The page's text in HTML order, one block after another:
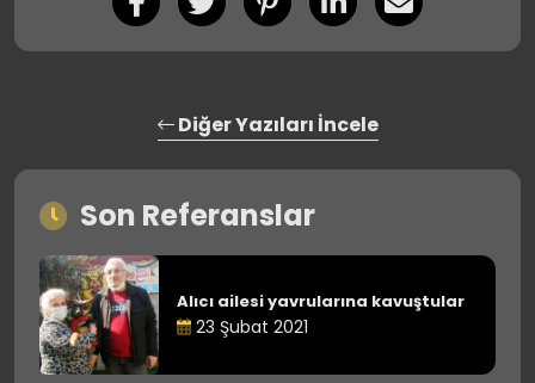
Diğer Yazıları İncele
Son Referanslar
Alıcı ailesi yavrularına kavuştular
23 Şubat 2021